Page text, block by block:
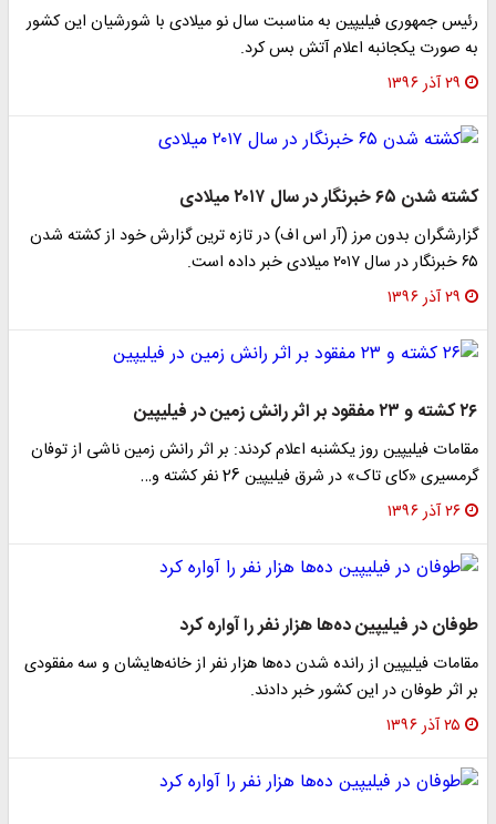
رئیس جمهوری فیلیپین به مناسبت سال نو میلادی با شورشیان این کشور
به صورت یکجانبه اعلام آتش بس کرد.
۲۹ آذر ۱۳۹۶
کشته شدن ۶۵ خبرنگار در سال ۲۰۱۷ میلادی
گزارشگران بدون مرز (آر اس اف) در تازه ترین گزارش خود از کشته شدن
۶۵ خبرنگار در سال ۲۰۱۷ میلادی خبر داده است.
۲۹ آذر ۱۳۹۶
۲۶ کشته و ۲۳ مفقود بر اثر رانش زمین در فیلیپین
مقامات فیلیپین روز یکشنبه اعلام کردند: بر اثر رانش زمین ناشی از توفان
گرمسیری «کای تاک» در شرق فیلیپین 26 نفر کشته و…
۲۶ آذر ۱۳۹۶
طوفان در فیلیپین ده‌ها هزار نفر را آواره کرد
مقامات فیلیپین از رانده شدن ده‌ها هزار نفر از خانه‌هایشان و سه مفقودی
بر اثر طوفان در این کشور خبر دادند.
۲۵ آذر ۱۳۹۶